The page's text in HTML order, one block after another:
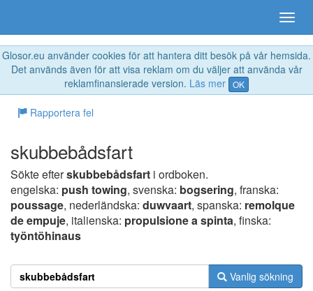
Glosor.eu använder cookies för att hantera ditt besök på vår hemsida.
Det används även för att visa reklam om du väljer att använda vår
reklamfinansierade version. Läs mer OK
Rapportera fel
skubbebådsfart
Sökte efterskubbebådsfart i ordboken.
engelska: push towing, svenska: bogsering, franska:
poussage, nederländska: duwvaart, spanska: remolque
de empuje, italienska: propulsione a spinta, finska:
työntöhinaus
Vanlig sökning